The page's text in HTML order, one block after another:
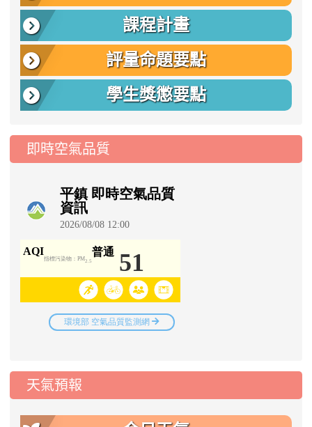
課程計畫
評量命題要點
學生獎懲要點
即時空氣品質
天氣預報